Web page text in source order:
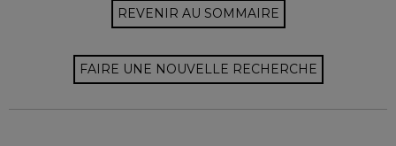
REVENIR AU SOMMAIRE
FAIRE UNE NOUVELLE RECHERCHE